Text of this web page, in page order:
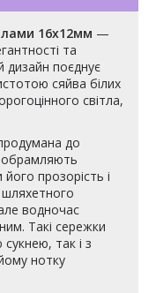
16х12мм —
та
дизайн поєднує
сяйва білих
світла,
до
обрамляють
прозорість і
водночас
Такі сережки
так і з
нотку